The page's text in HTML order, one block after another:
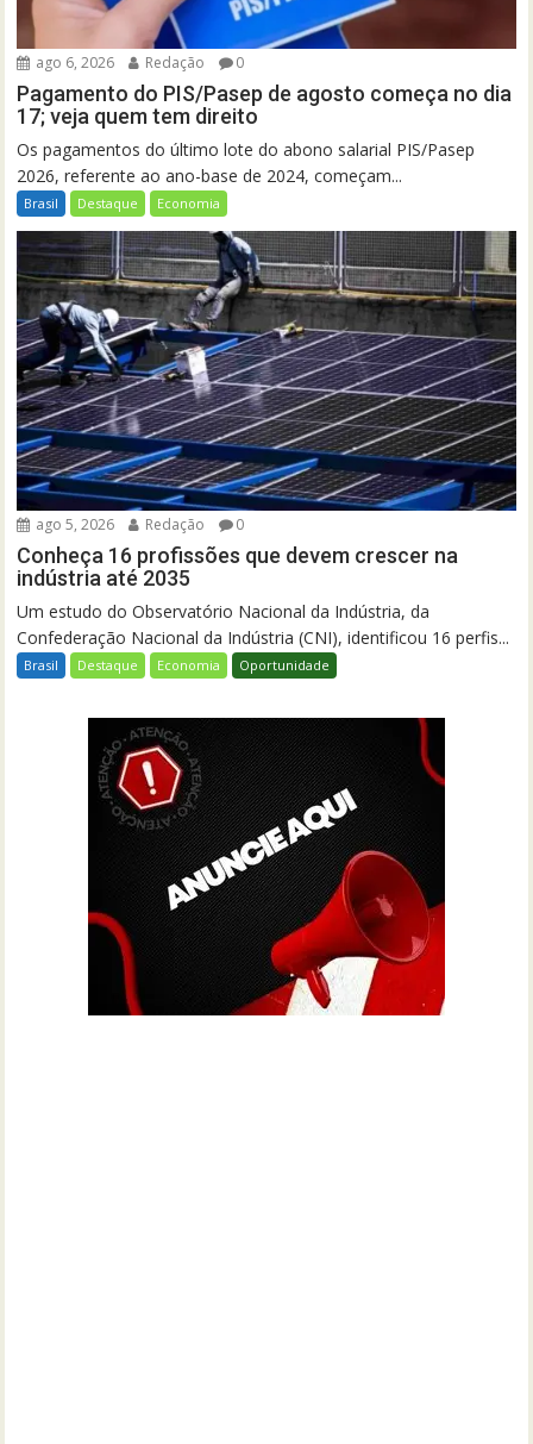
ago 6, 2026 Redação 0
Pagamento do PIS/Pasep de agosto começa no dia
17; veja quem tem direito
Os pagamentos do último lote do abono salarial PIS/Pasep
2026, referente ao ano-base de 2024, começam...
Brasil Destaque Economia
ago 5, 2026 Redação 0
Conheça 16 profissões que devem crescer na
indústria até 2035
Um estudo do Observatório Nacional da Indústria, da
Confederação Nacional da Indústria (CNI), identificou 16 perfis...
Brasil Destaque Economia Oportunidade